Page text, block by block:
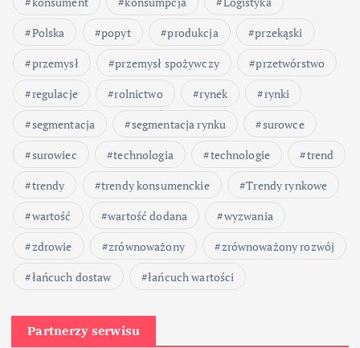
e
w
p
i
s
ó
w
Polska
popyt produkcja
przekąski
przemysł
przemysł spożywczy
przetwórstwo
regulacje
rolnictwo rynek
rynki
segmentacja
segmentacja rynku
surowce
surowiec
technologia technologie
trend
trendy
trendy konsumenckie
Trendy rynkowe
wartość
wartość dodana
wyzwania
zdrowie
zrównoważony
zrównoważony rozwój
łańcuch dostaw
łańcuch wartości
Partnerzy serwisu